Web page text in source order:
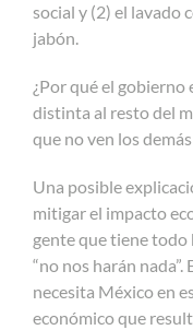
social y (2) el lavado
jabón.
¿Por qué el
distinta al resto del
que no ven los
Una posible
mitigar el impacto
gente que tiene todo
“no nos harán
necesita México en
económico que